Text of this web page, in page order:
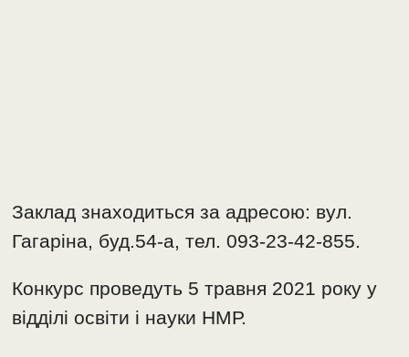
Заклад знаходиться за адресою: вул.
Гагаріна, буд.54-а, тел. 093-23-42-855.
Конкурс проведуть 5 травня 2021 року у
відділі освіти і науки НМР.